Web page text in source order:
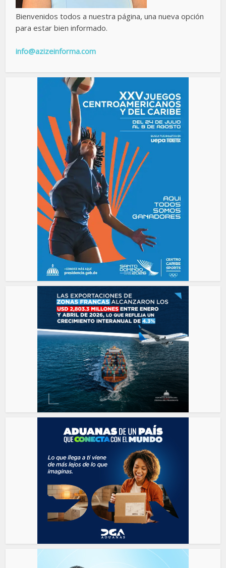
Bienvenidos todos a nuestra página, una nueva opción
para estar bien informado.
info@azizeinforma.com